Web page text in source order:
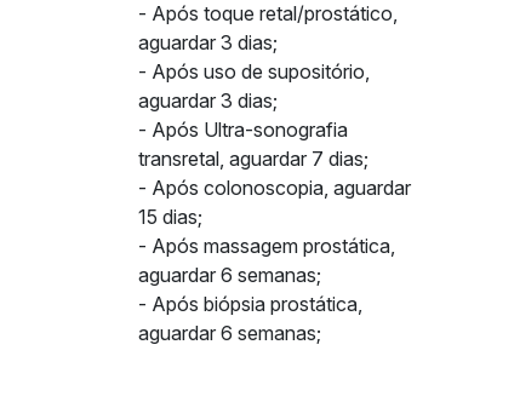
- Após toque retal/prostático,
aguardar 3 dias;
- Após uso de supositório,
aguardar 3 dias;
- Após Ultra-sonografia
transretal, aguardar 7 dias;
- Após colonoscopia, aguardar
15 dias;
- Após massagem prostática,
aguardar 6 semanas;
- Após biópsia prostática,
aguardar 6 semanas;